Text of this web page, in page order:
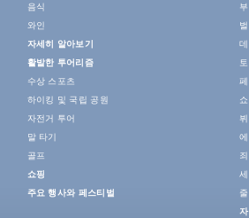
음식
와인
자세히 알아보기
활발한 투어리즘
수상 스포츠
하이킹 및 국립 공원
자전거 투어
말 타기
골프
쇼핑
주요 행사와 페스티벌